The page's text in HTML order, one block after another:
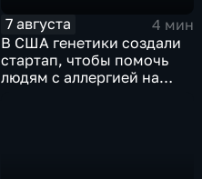
7 августа
4 мин
В США генетики создали
стартап, чтобы помочь
людям с аллергией на